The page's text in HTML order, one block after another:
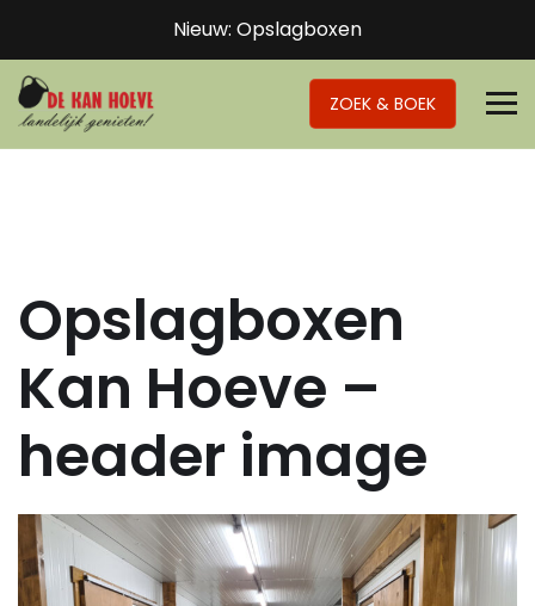
Nieuw: Opslagboxen
ZOEK & BOEK
Opslagboxen
Kan Hoeve –
header image